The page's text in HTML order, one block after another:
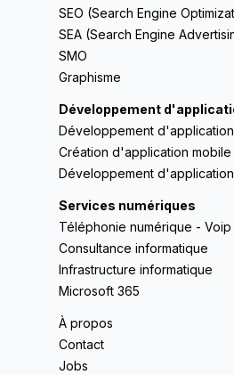
SEO (Search Engine
SEA (Search Engine
SMO
Graphisme
Développement
Développement
Création d'application
Développement
Services numériques
Téléphonie numérique - Voip
Consultance informatique
Infrastructure informatique
Microsoft 365
À propos
Contact
Jobs